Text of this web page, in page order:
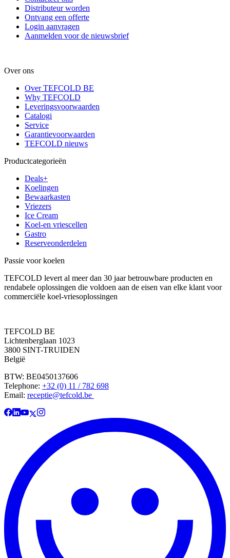
Distributeur worden
Ontvang een offerte
Login aanvragen
Aanmelden voor de nieuwsbrief
Over ons
Over TEFCOLD BE
Why TEFCOLD
Leveringsvoorwaarden
Catalogi
Service
Garantievoorwaarden
TEFCOLD nieuws
Productcategorieën
Deals+
Koelingen
Bewaarkasten
Vriezers
Ice Cream
Koel-en vriescellen
Gastro
Reserveonderdelen
Passie voor koelen
TEFCOLD levert al meer dan 30 jaar betrouwbare producten en
rendabele oplossingen die voldoen aan de eisen van elke klant voor
commerciële koel-vriesoplossingen
TEFCOLD BE
Lichtenberglaan 1023
3800 SINT-TRUIDEN
België
BTW: BE0450137606
Telephone: +32 (0) 11 / 782 698
Email: receptie@tefcold.be